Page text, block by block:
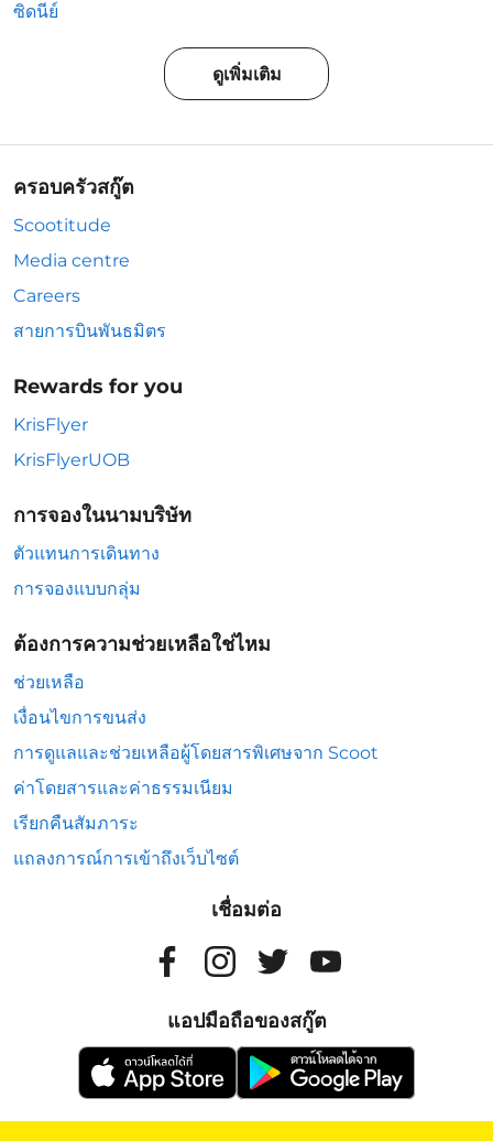
ซิดนีย์
ดูเพิ่มเติม
ครอบครัวสกู๊ต
Scootitude
Media centre
Careers
สายการบินพันธมิตร
Rewards for you
KrisFlyer
KrisFlyerUOB
การจองในนามบริษัท
ตัวแทนการเดินทาง
การจองแบบกลุ่ม
ต้องการความช่วยเหลือใช่ไหม
ช่วยเหลือ
เงื่อนไขการขนส่ง
การดูแลและช่วยเหลือผู้โดยสารพิเศษจาก Scoot
ค่าโดยสารและค่าธรรมเนียม
เรียกคืนสัมภาระ
แถลงการณ์การเข้าถึงเว็บไซต์
เชื่อมต่อ
แอปมือถือของสกู๊ต